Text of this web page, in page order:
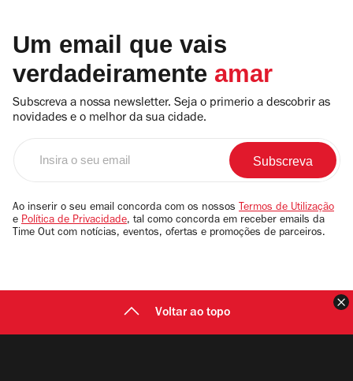
Um email que vais
verdadeiramente amar
Subscreva a nossa newsletter. Seja o primerio a descobrir as
novidades e o melhor da sua cidade.
email
Ao inserir o seu email concorda com os nossos Termos de Utilização
e Política de Privacidade, tal como concorda em receber emails da
Time Out com notícias, eventos, ofertas e promoções de parceiros.
Voltar ao topo